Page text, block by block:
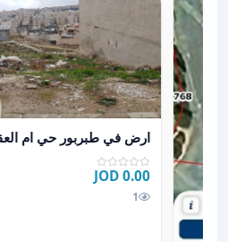
عرض تفاصيل ارض في
ارض في طبربور حي ام
0.00 JOD
1